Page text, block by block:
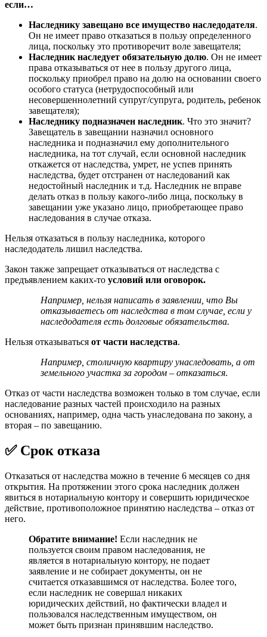
если…
Наследнику завещано все имущество наследодателя.
Он не имеет право отказаться в пользу определенного
лица, поскольку это противоречит воле завещателя;
Наследник наследует обязательную долю. Он не имеет
права отказываться от нее в пользу другого лица,
поскольку приобрел право на долю на основании своего
особого статуса (нетрудоспособный или
несовершеннолетний супруг/супруга, родитель, ребенок
завещателя);
Наследнику подназначен наследник. Что это значит?
Завещатель в завещании назначил основного
наследника и подназначил ему дополнительного
наследника, на тот случай, если основной наследник
откажется от наследства, умрет, не успев принять
наследства, будет отстранен от наследований как
недостойный наследник и т.д. Наследник не вправе
делать отказ в пользу какого-либо лица, поскольку в
завещании уже указано лицо, приобретающее право
наследования в случае отказа.
Нельзя отказаться в пользу наследника, которого
наследодатель лишил наследства.
Закон также запрещает отказываться от наследства с
предъявлением каких-то условий или оговорок.
Например, нельзя написать в заявлении, что Вы
отказываетесь от наследства в том случае, если у
наследодателя есть долговые обязательства.
Нельзя отказываться от части наследства.
Например, столичную квартиру унаследовать, а от
земельного участка за городом – отказаться.
Отказ от части наследства возможен только в том случае, если
наследование разных частей происходило на разных
основаниях, например, одна часть унаследована по закону, а
вторая – по завещанию.
✅ Срок отказа
Отказаться от наследства можно в течение 6 месяцев со дня
открытия. На протяжении этого срока наследник должен
явиться в нотариальную контору и совершить юридическое
действие, противоположное принятию наследства – отказ от
него.
Обратите внимание! Если наследник не
пользуется своим правом наследования, не
является в нотариальную контору, не подает
заявление и не собирает документы, он не
считается отказавшимся от наследства. Более того,
если наследник не совершал никаких
юридических действий, но фактически владел и
пользовался наследственным имуществом, он
может быть признан принявшим наследство.